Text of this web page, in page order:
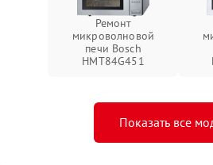
Ремонт
микроволновой
печи Bosch
HMT84G451
Показать все